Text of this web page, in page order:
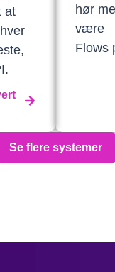
at
hør
være
Flows
Se flere systemer